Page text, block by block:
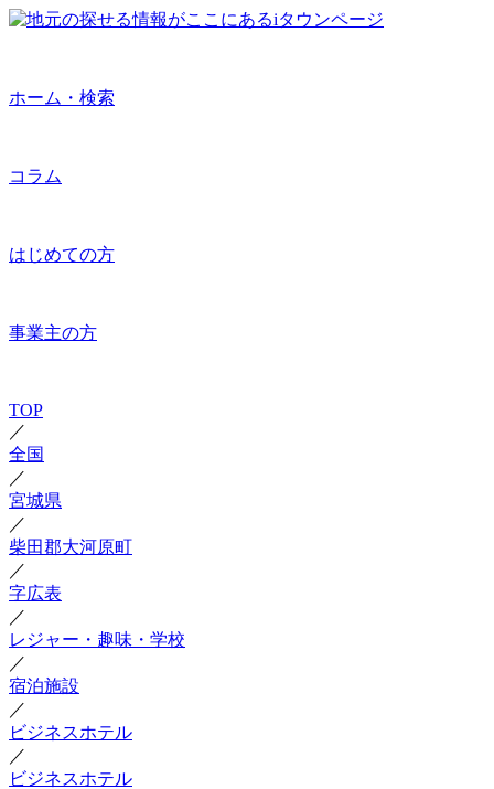
ホーム・検索
コラム
はじめての方
事業主の方
TOP
／
全国
／
宮城県
／
柴田郡大河原町
／
字広表
／
レジャー・趣味・学校
／
宿泊施設
／
ビジネスホテル
／
ビジネスホテル